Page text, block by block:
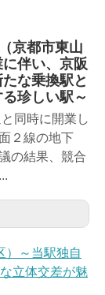
京都市東山
伴い、京阪
な乗換駅と
珍しい駅～
同時に開業し
２線の地下
の結果、競合